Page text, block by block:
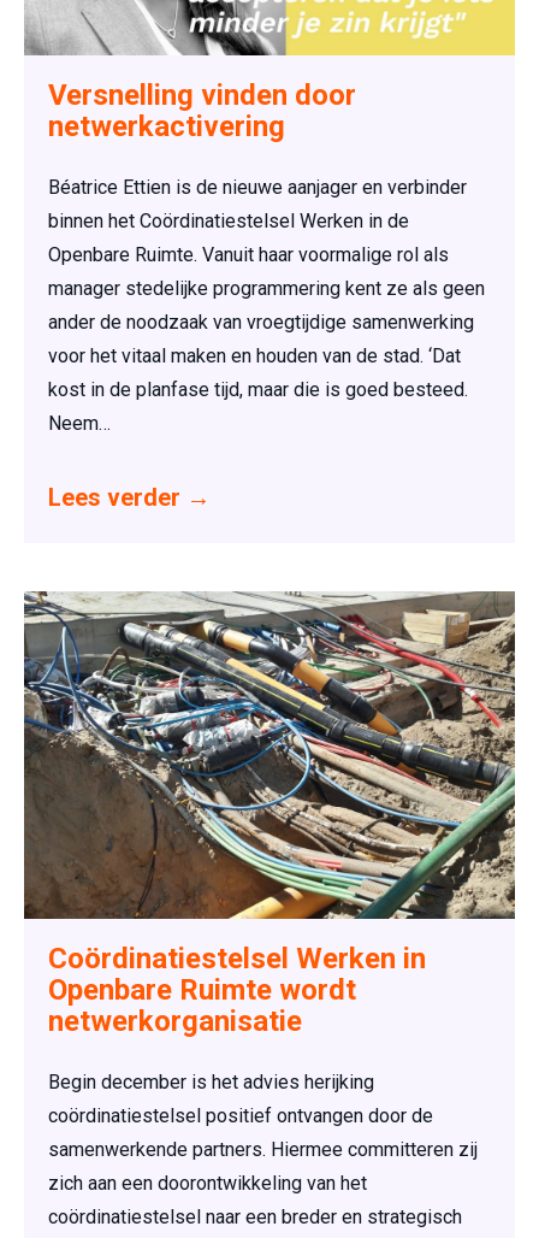
Versnelling vinden door
netwerkactivering
Béatrice Ettien is de nieuwe aanjager en verbinder
binnen het Coördinatiestelsel Werken in de
Openbare Ruimte. Vanuit haar voormalige rol als
manager stedelijke programmering kent ze als geen
ander de noodzaak van vroegtijdige samenwerking
voor het vitaal maken en houden van de stad. ‘Dat
kost in de planfase tijd, maar die is goed besteed.
Neem…
Lees verder →
Coördinatiestelsel Werken in
Openbare Ruimte wordt
netwerkorganisatie
Begin december is het advies herijking
coördinatiestelsel positief ontvangen door de
samenwerkende partners. Hiermee committeren zij
zich aan een doorontwikkeling van het
coördinatiestelsel naar een breder en strategisch